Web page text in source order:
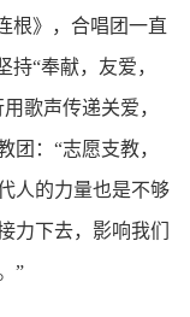
根》，合唱团一直
“奉献，友爱，
歌声传递关爱，
团：“志愿支教，
人的力量也是不够
力下去，影响我们
”